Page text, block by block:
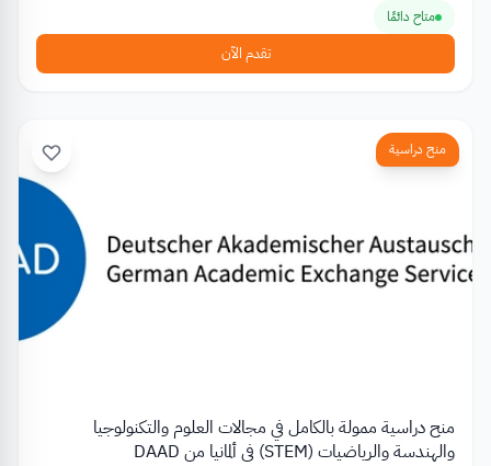
متاح دائمًا
تقدم الآن
منح دراسية
منح دراسية ممولة بالكامل في مجالات العلوم والتكنولوجيا
والهندسة والرياضيات (STEM) في ألمانيا من DAAD